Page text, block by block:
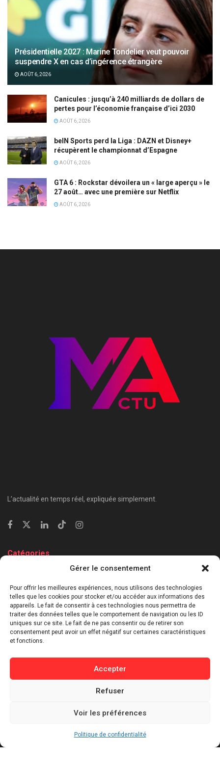
Gérer le consentement
Pour offrir les meilleures expériences, nous utilisons des technologies
telles que les cookies pour stocker et/ou accéder aux informations des
appareils. Le fait de consentir à ces technologies nous permettra de
traiter des données telles que le comportement de navigation ou les ID
uniques sur ce site. Le fait de ne pas consentir ou de retirer son
consentement peut avoir un effet négatif sur certaines caractéristiques
et fonctions.
Accepter
Refuser
Voir les préférences
Politique de confidentialité
Présidentielle 2027 : Marine Tondelier veut pouvoir
suspendre X en cas d’ingérence étrangère
AOÛT 6, 2026
Canicules : jusqu’à 240 milliards de dollars de
pertes pour l’économie française d’ici 2030
AOÛT 6, 2026
beIN Sports perd la Liga : DAZN et Disney+
récupèrent le championnat d’Espagne
AOÛT 6, 2026
GTA 6 : Rockstar dévoilera un « large aperçu » le
27 août… avec une première sur Netflix
AOÛT 6, 2026
L’actualité en temps réel, expliquée simplement.
Catégories
Économie & Business
⁠Culture & Divertissement
⁠Tech & Innovation
Sport
Lifestyle
Politique de confidentialité
Politique de cookies